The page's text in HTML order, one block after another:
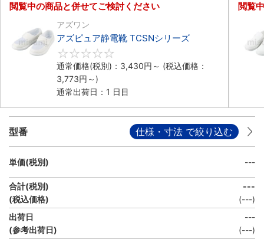
閲覧中の商品と併せてご検討ください
アズワン
アズピュア静電靴 TCSNシリーズ
通常価格(税別)： 3,430円 ～ (税込価格：
3,773円 ～)
通常出荷日：1 日目
閲覧
型番 仕様・寸法 で絞り込む
単価(税別) ---
合計(税別)
(税込価格)
---
(---)
出荷日
(参考出荷日)
---
(---)